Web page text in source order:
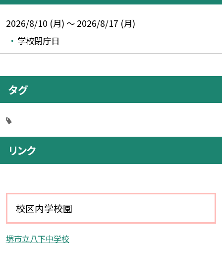
2026/8/10 (月) ～ 2026/8/17 (月)
学校閉庁日
タグ
リンク
校区内学校園
堺市立八下中学校